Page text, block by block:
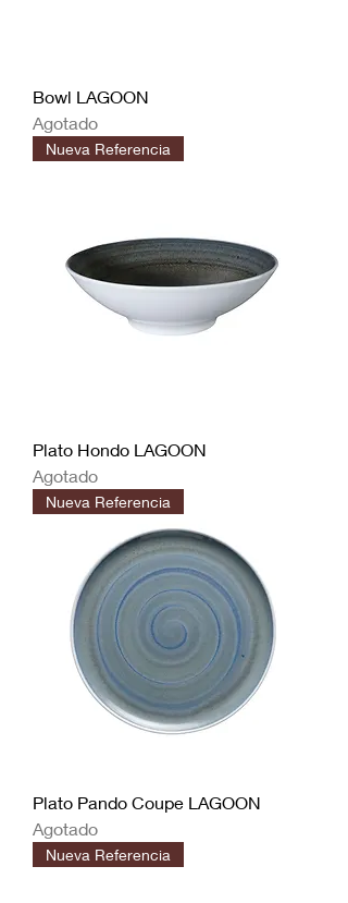
Bowl LAGOON
Agotado
Nueva Referencia
Plato Hondo LAGOON
Agotado
Nueva Referencia
Plato Pando Coupe LAGOON
Agotado
Nueva Referencia